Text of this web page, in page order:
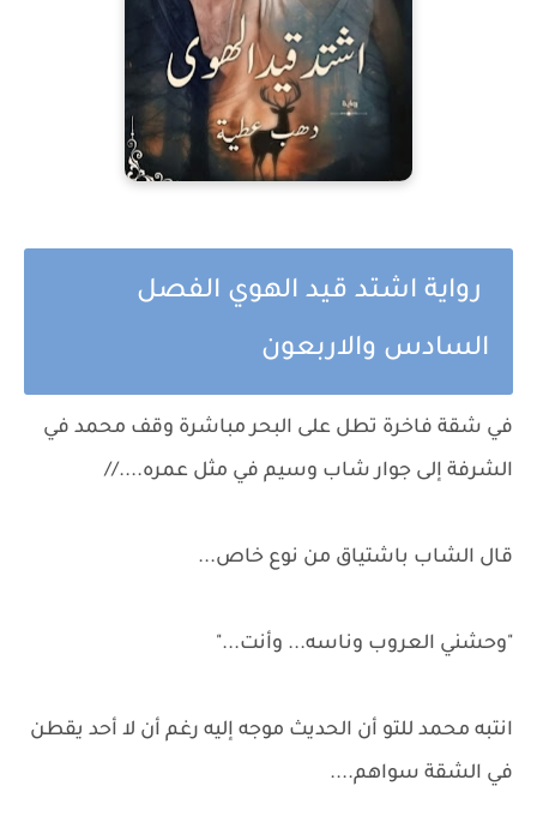
رواية اشتد قيد الهوي الفصل
السادس والاربعون
في شقة فاخرة تطل على البحر مباشرة وقف محمد في
الشرفة إلى جوار شاب وسيم في مثل عمره....//
قال الشاب باشتياق من نوع خاص...
"وحشني العروب وناسه... وأنت..."
انتبه محمد للتو أن الحديث موجه إليه رغم أن لا أحد يقطن
في الشقة سواهم....